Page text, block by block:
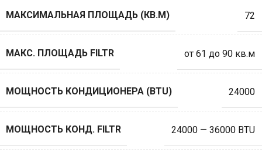
МАКСИМАЛЬНАЯ ПЛОЩАДЬ (КВ.М) 72
МАКС. ПЛОЩАДЬ FILTR от 61 до 90 кв.м
МОЩНОСТЬ КОНДИЦИОНЕРА (BTU) 24000
МОЩНОСТЬ КОНД. FILTR 24000 — 36000 BTU